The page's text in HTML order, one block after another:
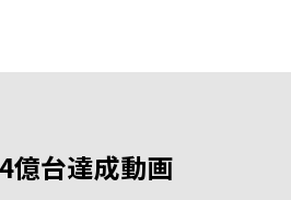
億台達成動画